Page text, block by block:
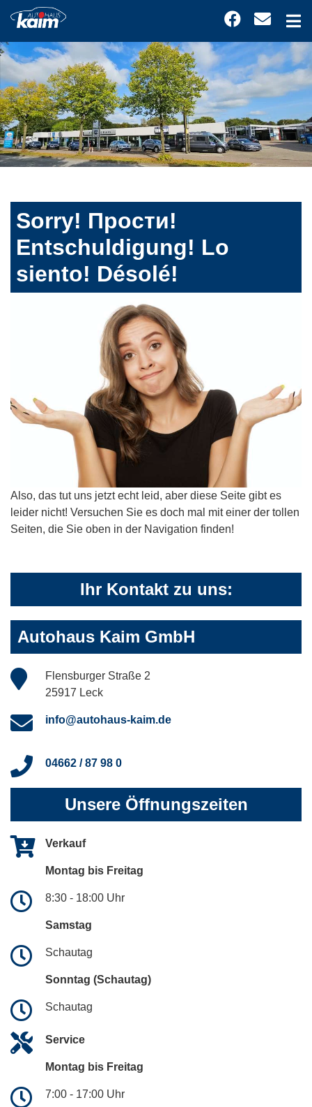
Sorry! Прости!
Entschuldigung! Lo
siento! Désolé!
Also, das tut uns jetzt echt leid, aber diese Seite gibt es
leider nicht! Versuchen Sie es doch mal mit einer der tollen
Seiten, die Sie oben in der Navigation finden!
Ihr Kontakt zu uns:
Autohaus Kaim GmbH
Flensburger Straße 2
25917 Leck
info@autohaus-kaim.de
04662 / 87 98 0
Unsere Öffnungszeiten
Verkauf
Montag bis Freitag
8:30 - 18:00 Uhr
Samstag
Schautag
Sonntag (Schautag)
Schautag
Service
Montag bis Freitag
7:00 - 17:00 Uhr